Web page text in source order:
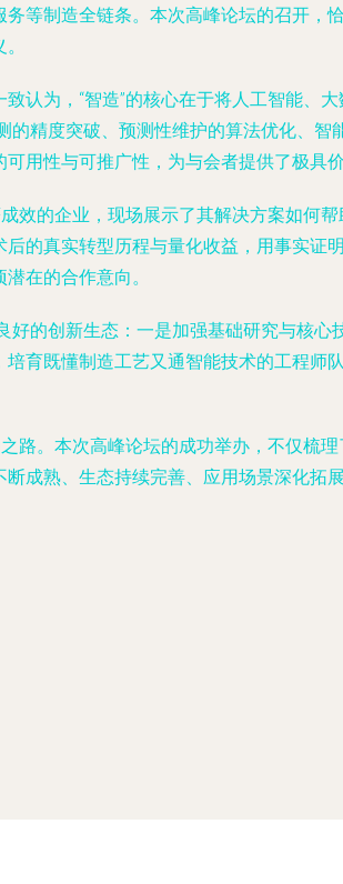
等制造全链条。本次高峰论坛的召开，
认为，“智造”的核心在于将人工智能、
的精度突破、预测性维护的算法优化、
用性与可推广性，为与会者提供了极具价
效的企业，现场展示了其解决方案如何
的真实转型历程与量化收益，用事实证
在的合作意向。
的创新生态：一是加强基础研究与核心
育既懂制造工艺又通智能技术的工程师
路。本次高峰论坛的成功举办，不仅梳
成熟、生态持续完善、应用场景深化拓